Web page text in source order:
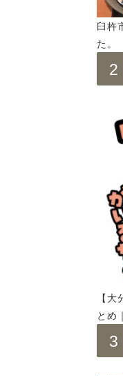
臼杵
た。
【
とめ